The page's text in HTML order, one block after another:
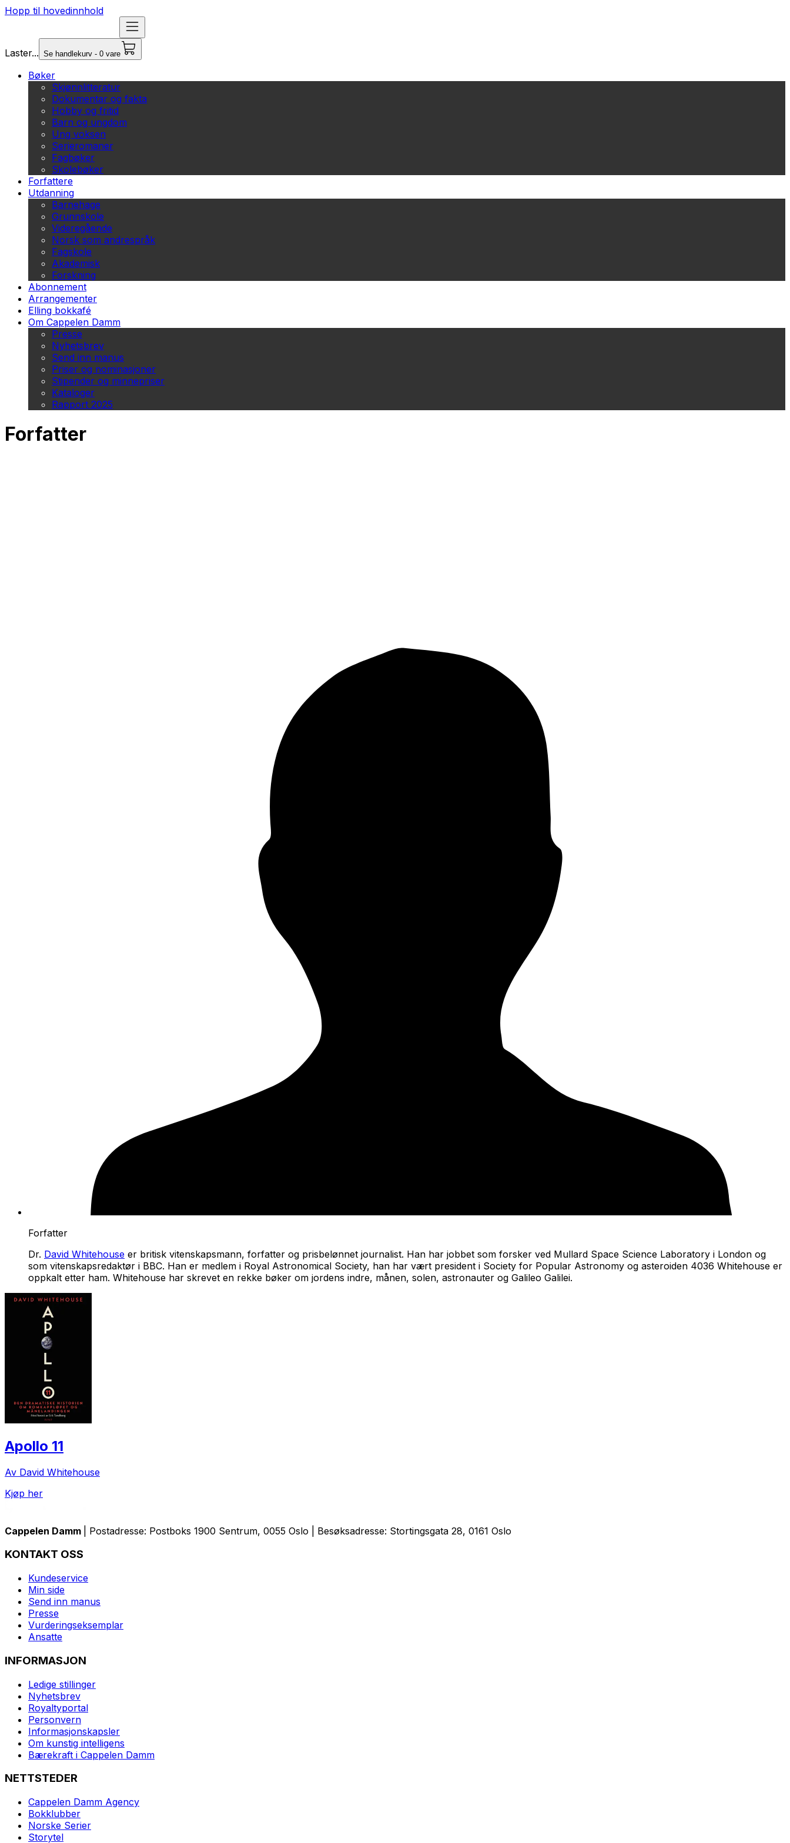
Hopp til hovedinnhold
Laster... Se handlekurv - 0 vare
Bøker
Skjønnlitteratur
Dokumentar og fakta
Hobby og fritid
Barn og ungdom
Ung voksen
Serieromaner
Fagbøker
Skolebøker
Forfattere
Utdanning
Barnehage
Grunnskole
Videregående
Norsk som andrespråk
Fagskole
Akademisk
Forskning
Abonnement
Arrangementer
Elling bokkafé
Om Cappelen Damm
Presse
Nyhetsbrev
Send inn manus
Priser og nominasjoner
Stipender og minnepriser
Kataloger
Rapport 2025
Forfatter
Forfatter
Dr. David Whitehouse er britisk vitenskapsmann, forfatter og prisbelønnet journalist. Han har jobbet som forsker ved Mullard Space Science Laboratory i London og
som vitenskapsredaktør i BBC. Han er medlem i Royal Astronomical Society, han har vært president i Society for Popular Astronomy og asteroiden 4036 Whitehouse er
oppkalt etter ham. Whitehouse har skrevet en rekke bøker om jordens indre, månen, solen, astronauter og Galileo Galilei.
Apollo 11
Av David Whitehouse
Kjøp her
Cappelen Damm | Postadresse: Postboks 1900 Sentrum, 0055 Oslo | Besøksadresse: Stortingsgata 28, 0161 Oslo
KONTAKT OSS
Kundeservice
Min side
Send inn manus
Presse
Vurderingseksemplar
Ansatte
INFORMASJON
Ledige stillinger
Nyhetsbrev
Royaltyportal
Personvern
Informasjonskapsler
Om kunstig intelligens
Bærekraft i Cappelen Damm
NETTSTEDER
Cappelen Damm Agency
Bokklubber
Norske Serier
Storytel